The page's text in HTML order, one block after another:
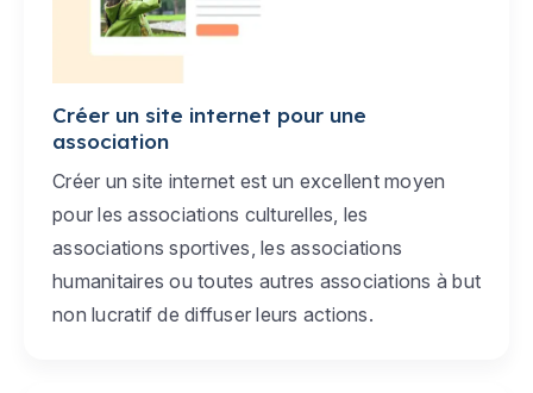
Créer un site internet pour une
association
Créer un site internet est un excellent moyen
pour les associations culturelles, les
associations sportives, les associations
humanitaires ou toutes autres associations à but
non lucratif de diffuser leurs actions.